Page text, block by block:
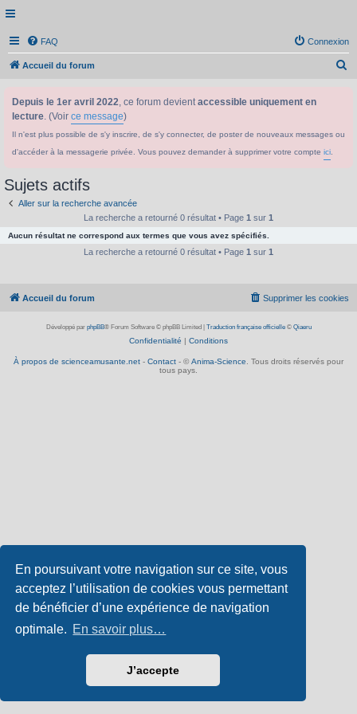
En poursuivant votre navigation sur ce site, vous
acceptez l’utilisation de cookies vous permettant
de bénéficier d’une expérience de navigation
optimale. En savoir plus…
J’accepte
FAQ Connexion
Accueil du forum
Depuis le 1er avril 2022, ce forum devientaccessible uniquement en
lecture. (Voir ce message)
Il n'est plus possible de s'y inscrire, de s'y connecter, de poster de nouveaux messages ou
d'accéder à la messagerie privée. Vous pouvez demander à supprimer votre compte ici
Sujets actifs
Aller sur la recherche avancée
La recherche a retourné 0 résultat • Page 1 sur 1
Aucun résultat ne correspond aux termes que vous avez spécifiés.
La recherche a retourné 0 résultat • Page 1 sur 1
Accueil du forum Supprimer les cookies
Développé par phpBB® Forum Software © phpBB Limited Traduction française officielle© Qiaeru
Confidentialité | Conditions
À propos de scienceamusante.net - Contact - © Anima-Science. Tous droits réservés pour
tous pays.